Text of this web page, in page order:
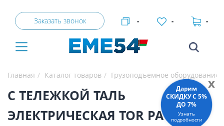
Заказать звонок - - -
Главная Каталог товаров Грузоподъемное оборудование
С ТЕЛЕЖКОЙ ТАЛЬ
ЭЛЕКТРИЧЕСКАЯ TOR PA
x
Дарим
СКИДКУ C 5%
ДО 7%
Узнать
подробности